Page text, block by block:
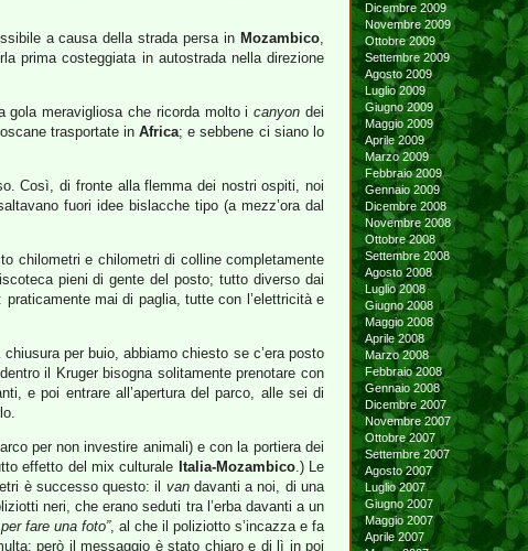
a causa della strada persa in Mozambico,
prima costeggiata in autostrada nella direzione
gola meravigliosa che ricorda molto icanyon dei
trasportate inAfrica; e sebbene ci siano lo
Così, di fronte alla flemma dei nostri ospiti, noi
fuori idee bislacche tipo (a mezz’ora dal
chilometri e chilometri di colline completamente
pieni di gente del posto; tutto diverso dai
mai di paglia, tutte con l’elettricità e
chiusura per buio, abbiamo chiesto se c’era posto
il Kruger bisogna solitamente prenotare con
e poi entrare all’apertura del parco, alle sei di
per non investire animali) e con la portiera dei
effetto del mix culturale Italia-Mozambico.) Le
è successo questo: il vandavanti a noi, di una
neri, che erano seduti tra l’erba davanti a un
fare una foto”, al che il poliziotto s’incazza e fa
però il messaggio è stato chiaro e di lì in poi
Dicembre 2009
Novembre 2009
Ottobre 2009
Settembre 2009
Agosto 2009
Luglio 2009
Giugno 2009
Maggio 2009
Aprile 2009
Marzo 2009
Febbraio 2009
Gennaio 2009
Dicembre 2008
Novembre 2008
Ottobre 2008
Settembre 2008
Agosto 2008
Luglio 2008
Giugno 2008
Maggio 2008
Aprile 2008
Marzo 2008
Febbraio 2008
Gennaio 2008
Dicembre 2007
Novembre 2007
Ottobre 2007
Settembre 2007
Agosto 2007
Luglio 2007
Giugno 2007
Maggio 2007
Aprile 2007